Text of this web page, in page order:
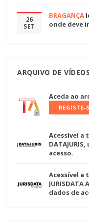
26
SET
BRAGANÇA
onde deve
ARQUIVO DE VÍDEOS
Aceda ao
REGISTE-
Acessível a
acesso.
Acessível a
dados de